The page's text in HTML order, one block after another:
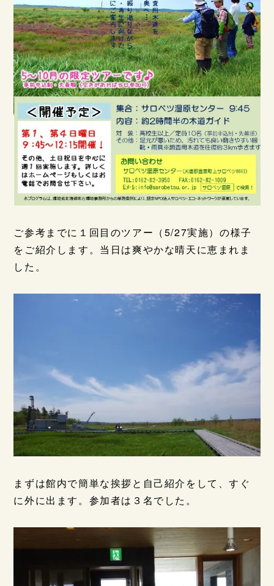
ご参考までに１回目のツアー（5/27実施）の様子
をご紹介します。当日は爽やかな晴天に恵まれま
した。
まずは館内で簡単な挨拶と自己紹介をして、すぐ
に外に出ます。参加者は３名でした。